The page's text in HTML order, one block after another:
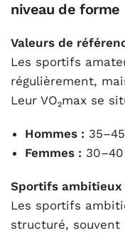
niveau de forme
Valeurs de
Les sportifs
régulièrement,
Leur VO₂max se
Hommes :
Femmes :
Sportifs ambitieux
Les sportifs
structuré,